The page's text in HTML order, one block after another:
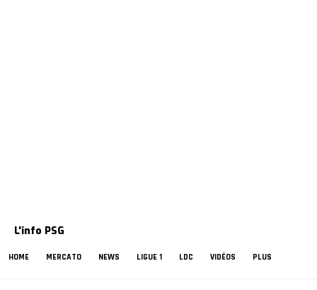
L'info PSG
HOME MERCATO NEWS LIGUE 1 LDC VIDÉOS PLUS